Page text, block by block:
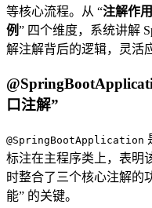
等核心流程。从 “注解作
例” 四个维度，系统讲解
解注解背后的逻辑，灵活
口注解”
@SpringBootApplication
标注在主程序类上，表明
时整合了三个核心注解的
能” 的关键。